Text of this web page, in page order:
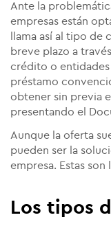
Ante la
empresas están
llama así al tipo
breve plazo a
crédito o entidades
préstamo
obtener sin previa
presentando el
Aunque la oferta
pueden ser la
empresa. Estas son
Los tipos